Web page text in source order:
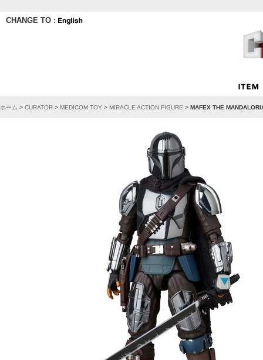
CHANGE TO :
ホーム > CURATOR > MEDICOM TOY > MIRACLE ACTION FIGURE > MAFEX THE